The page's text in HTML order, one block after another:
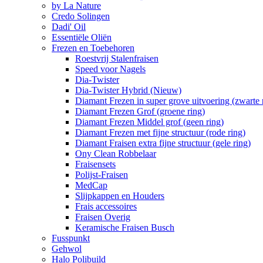
by La Nature
Credo Solingen
Dadi' Oil
Essentiële Oliën
Frezen en Toebehoren
Roestvrij Stalenfraisen
Speed voor Nagels
Dia-Twister
Dia-Twister Hybrid (Nieuw)
Diamant Frezen in super grove uitvoering (zwarte
Diamant Frezen Grof (groene ring)
Diamant Frezen Middel grof (geen ring)
Diamant Frezen met fijne structuur (rode ring)
Diamant Fraisen extra fijne structuur (gele ring)
Ony Clean Robbelaar
Fraisensets
Polijst-Fraisen
MedCap
Slijpkappen en Houders
Frais accessoires
Fraisen Overig
Keramische Fraisen Busch
Fusspunkt
Gehwol
Halo Polibuild